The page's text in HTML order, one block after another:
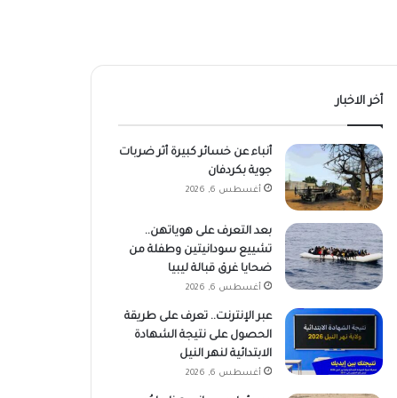
أخر الاخبار
أنباء عن خسائر كبيرة أثر ضربات
جوية بكردفان
أغسطس 6, 2026
بعد التعرف على هوياتهن..
تشييع سودانيتين وطفلة من
ضحايا غرق قبالة ليبيا
أغسطس 6, 2026
عبر الإنترنت.. تعرف على طريقة
الحصول على نتيجة الشهادة
الابتدائية لنهر النيل
أغسطس 6, 2026